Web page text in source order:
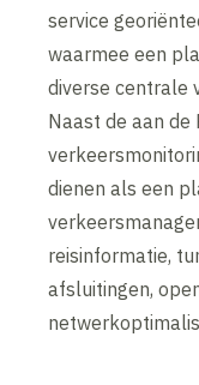
service
waarmee een
diverse centrale
Naast de aan
dienen als een
reisinformatie,
afsluitingen,